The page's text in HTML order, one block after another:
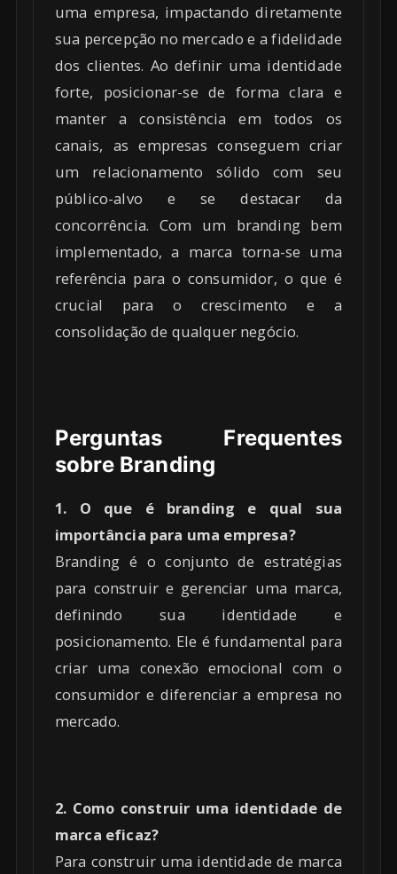
uma empresa, impactando diretamente
sua percepção no mercado e a fidelidade
dos clientes. Ao definir uma identidade
forte, posicionar-se de forma clara e
manter a consistência em todos os
canais, as empresas conseguem criar
um relacionamento sólido com seu
público-alvo e se destacar da
concorrência. Com um branding bem
implementado, a marca torna-se uma
referência para o consumidor, o que é
crucial para o crescimento e a
consolidação de qualquer negócio.
Perguntas Frequentes
sobre Branding
1. O que é branding e qual sua
importância para uma empresa?
Branding é o conjunto de estratégias
para construir e gerenciar uma marca,
definindo sua identidade e
posicionamento. Ele é fundamental para
criar uma conexão emocional com o
consumidor e diferenciar a empresa no
mercado.
2. Como construir uma identidade de
marca eficaz?
Para construir uma identidade de marca